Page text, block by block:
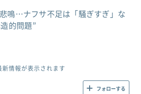
鳴…ナフサ不足は「騒ぎすぎ」な
的問題”
情報が表示されます
フォローする